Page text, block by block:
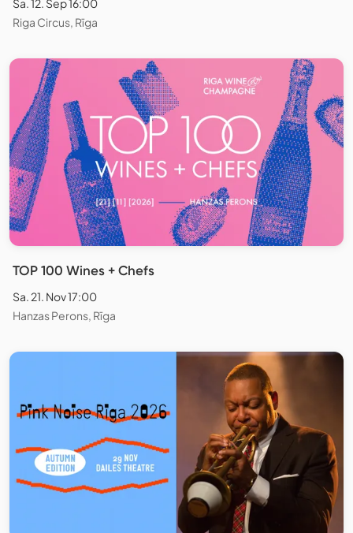
Sa. 12. Sep 16:00
Riga Circus, Rīga
TOP 100 Wines + Chefs
Sa. 21. Nov 17:00
Hanzas Perons, Rīga